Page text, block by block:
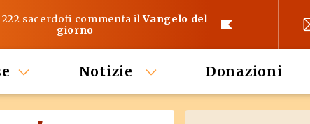
222 sacerdoti commenta ilVangelo del
giorno
Notizie Donazioni